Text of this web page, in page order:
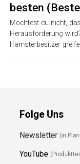
besten
Möchtest du nicht,
Herausforderung
Hamsterbesitzer
Folge Uns
Newsletter (in
YouTube